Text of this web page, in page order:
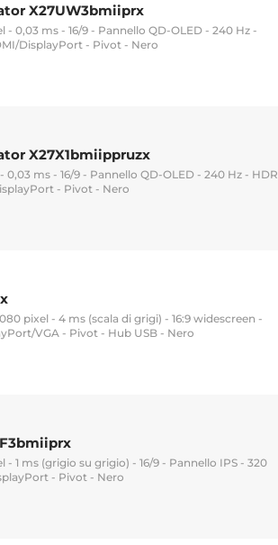
X27UW3bmiiprx
- 0,03 ms - 16/9 - Pannello QD-OLED - 240 Hz -
DisplayPort - Pivot - Nero
X27X1bmiippruzx
ms - 16/9 - Pannello QD-OLED - 240 Hz - HDR
- Pivot - Nero
pixel - 4 ms (scala di grigi) - 16:9 widescreen -
VGA - Pivot - Hub USB - Nero
- 1 ms (grigio su grigio) - 16/9 - Pannello IPS - 320
- Pivot - Nero